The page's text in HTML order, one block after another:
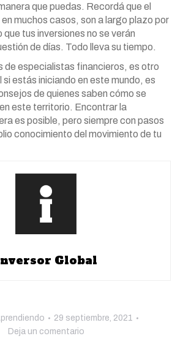
que puedas. Recordá que el
muchos casos, son a largo plazo por
que tus inversiones no se verán
de días. Todo lleva su tiempo.
de especialistas financieros, es otro
estás iniciando en este mundo, es
de quienes saben cómo se
este territorio. Encontrar la
es posible, pero siempre con pasos
conocimiento del movimiento de tu
Global
29 septiembre, 2021
Deja un comentario